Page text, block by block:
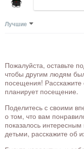
Лучшие
Пожалуйста, оставьте
чтобы другим людям
посещения! Расскажите
планирует посещение.
Поделитесь с своими
о том, что вам
показалось
детьми, расскажите об